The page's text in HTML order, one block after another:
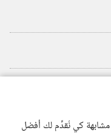
مشابهة كي نُقدِّم لك أفضل